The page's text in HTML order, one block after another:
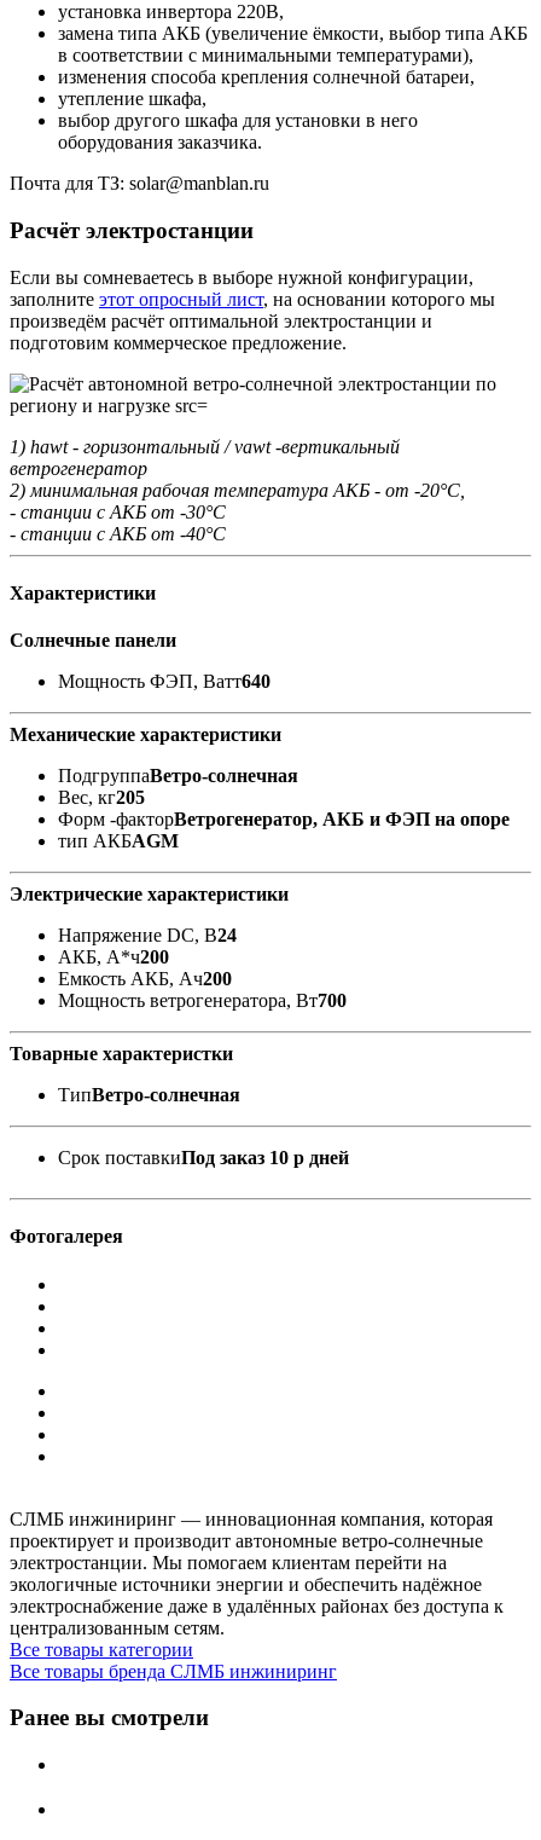
установка инвертора 220В,
замена типа АКБ (увеличение ёмкости, выбор типа АКБ
в соответствии с минимальными температурами),
изменения способа крепления солнечной батареи,
утепление шкафа,
выбор другого шкафа для установки в него
оборудования заказчика.
Почта для ТЗ: solar@manblan.ru
Расчёт электростанции
Если вы сомневаетесь в выборе нужной конфигурации,
заполните этот опросный лист, на основании которого мы
произведём расчёт оптимальной электростанции и
подготовим коммерческое предложение.
1) hawt - горизонтальный / vawt -вертикальный
ветрогенератор
2) минимальная рабочая температура АКБ - от -20°С,
- станции с АКБ от -30°С
- станции с АКБ от -40°С
Характеристики
Солнечные панели
Мощность ФЭП, Ватт640
Механические характеристики
ПодгруппаВетро-солнечная
Вес, кг205
Форм -факторВетрогенератор, АКБ и ФЭП на опоре
тип АКБAGM
Электрические характеристики
Напряжение DC, В24
АКБ, А*ч200
Емкость АКБ, Ач200
Мощность ветрогенератора, Вт700
Товарные характеристки
ТипВетро-солнечная
Срок поставкиПод заказ 10 р дней
Фотогалерея
СЛМБ инжиниринг — инновационная компания, которая
проектирует и производит автономные ветро‑солнечные
электростанции. Мы помогаем клиентам перейти на
экологичные источники энергии и обеспечить надёжное
электроснабжение даже в удалённых районах без доступа к
централизованным сетям.
Все товары категории
Все товары бренда СЛМБ инжиниринг
Ранее вы смотрели